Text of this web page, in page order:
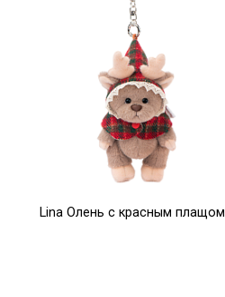
Lina Олень с красным плащом